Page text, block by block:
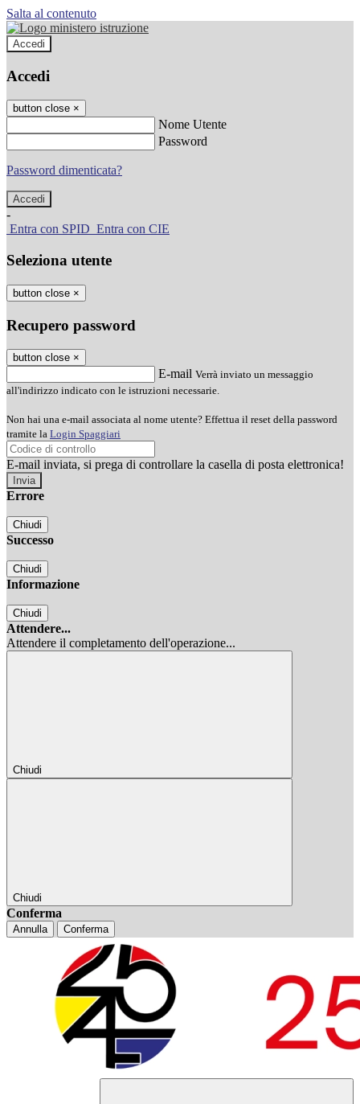
Salta al contenuto
Accedi
Accedi
button close ×
Nome Utente
Password
Password dimenticata?
-
Entra con SPID Entra con CIE
Seleziona utente
button close ×
Recupero password
button close ×
E-mail Verrà inviato un messaggio
all'indirizzo indicato con le istruzioni necessarie.
Non hai una e-mail associata al nome utente? Effettua il reset della password
tramite la Login Spaggiari
E-mail inviata, si prega di controllare la casella di posta elettronica!
Errore
Chiudi
Successo
Chiudi
Informazione
Chiudi
Attendere...
Attendere il completamento dell'operazione...
Chiudi
Chiudi
Conferma
Annulla Conferma